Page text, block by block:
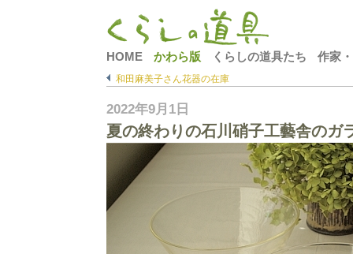
HOME かわら版 くらしの道具たち 作家
和田麻美子さん花器の在庫
2022年9月1日
夏の終わりの石川硝子工藝舎のガ